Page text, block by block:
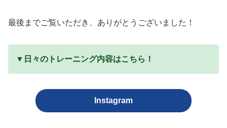
最後までご覧いただき、ありがとうございました！
▼日々のトレーニング内容はこちら！
Instagram